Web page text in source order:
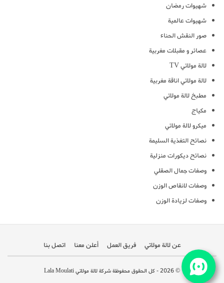
شهيوات رمضان
شهيوات عالمية
صور النقش الحناء
عصائر و مقبلات مغربية
لالة مولاتي TV
لالة مولاتي اناقة مغربية
مطبخ لالة مولاتي
مكياج
ميكرو لالة مولاتي
نصائح التغذية السليمة
نصائح ديكورات منزلية
وصفات جمال الصقلي
وصفات لانقاص الوزن
وصفات لزيادة الوزن
عن لالة مولاتي فريق العمل أعلن معنا اتصل بنا
© 2026 - كل الحقوق محفوظة شركة لالة مولاتي Lala Moulati